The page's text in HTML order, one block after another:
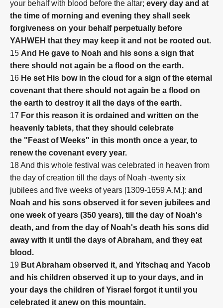
your behalf with blood before the altar; every day and at
the time of morning and evening they shall seek
forgiveness on your behalf perpetually before
YAHWEH that they may keep it and not be rooted out.
15 And He gave to Noah and his sons a sign that
there should not again be a flood on the earth.
16 He set His bow in the cloud for a sign of the eternal
covenant that there should not again be a flood on
the earth to destroy it all the days of the earth.
17 For this reason it is ordained and written on the
heavenly tablets, that they should celebrate
the "Feast of Weeks" in this month once a year, to
renew the covenant every year.
18 And this whole festival was celebrated in heaven from
the day of creation till the days of Noah -twenty six
jubilees and five weeks of years [1309-1659 A.M.]: and
Noah and his sons observed it for seven jubilees and
one week of years (350 years), till the day of Noah's
death, and from the day of Noah's death his sons did
away with it until the days of Abraham, and they eat
blood.
19 But Abraham observed it, and Yitschaq and Yacob
and his children observed it up to your days, and in
your days the children of Yisrael forgot it until you
celebrated it anew on this mountain.